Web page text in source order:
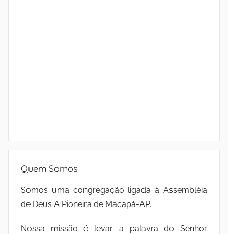
Quem Somos
Somos uma congregação ligada à Assembléia
de Deus A Pioneira de Macapá-AP.
Nossa missão é levar a palavra do Senhor